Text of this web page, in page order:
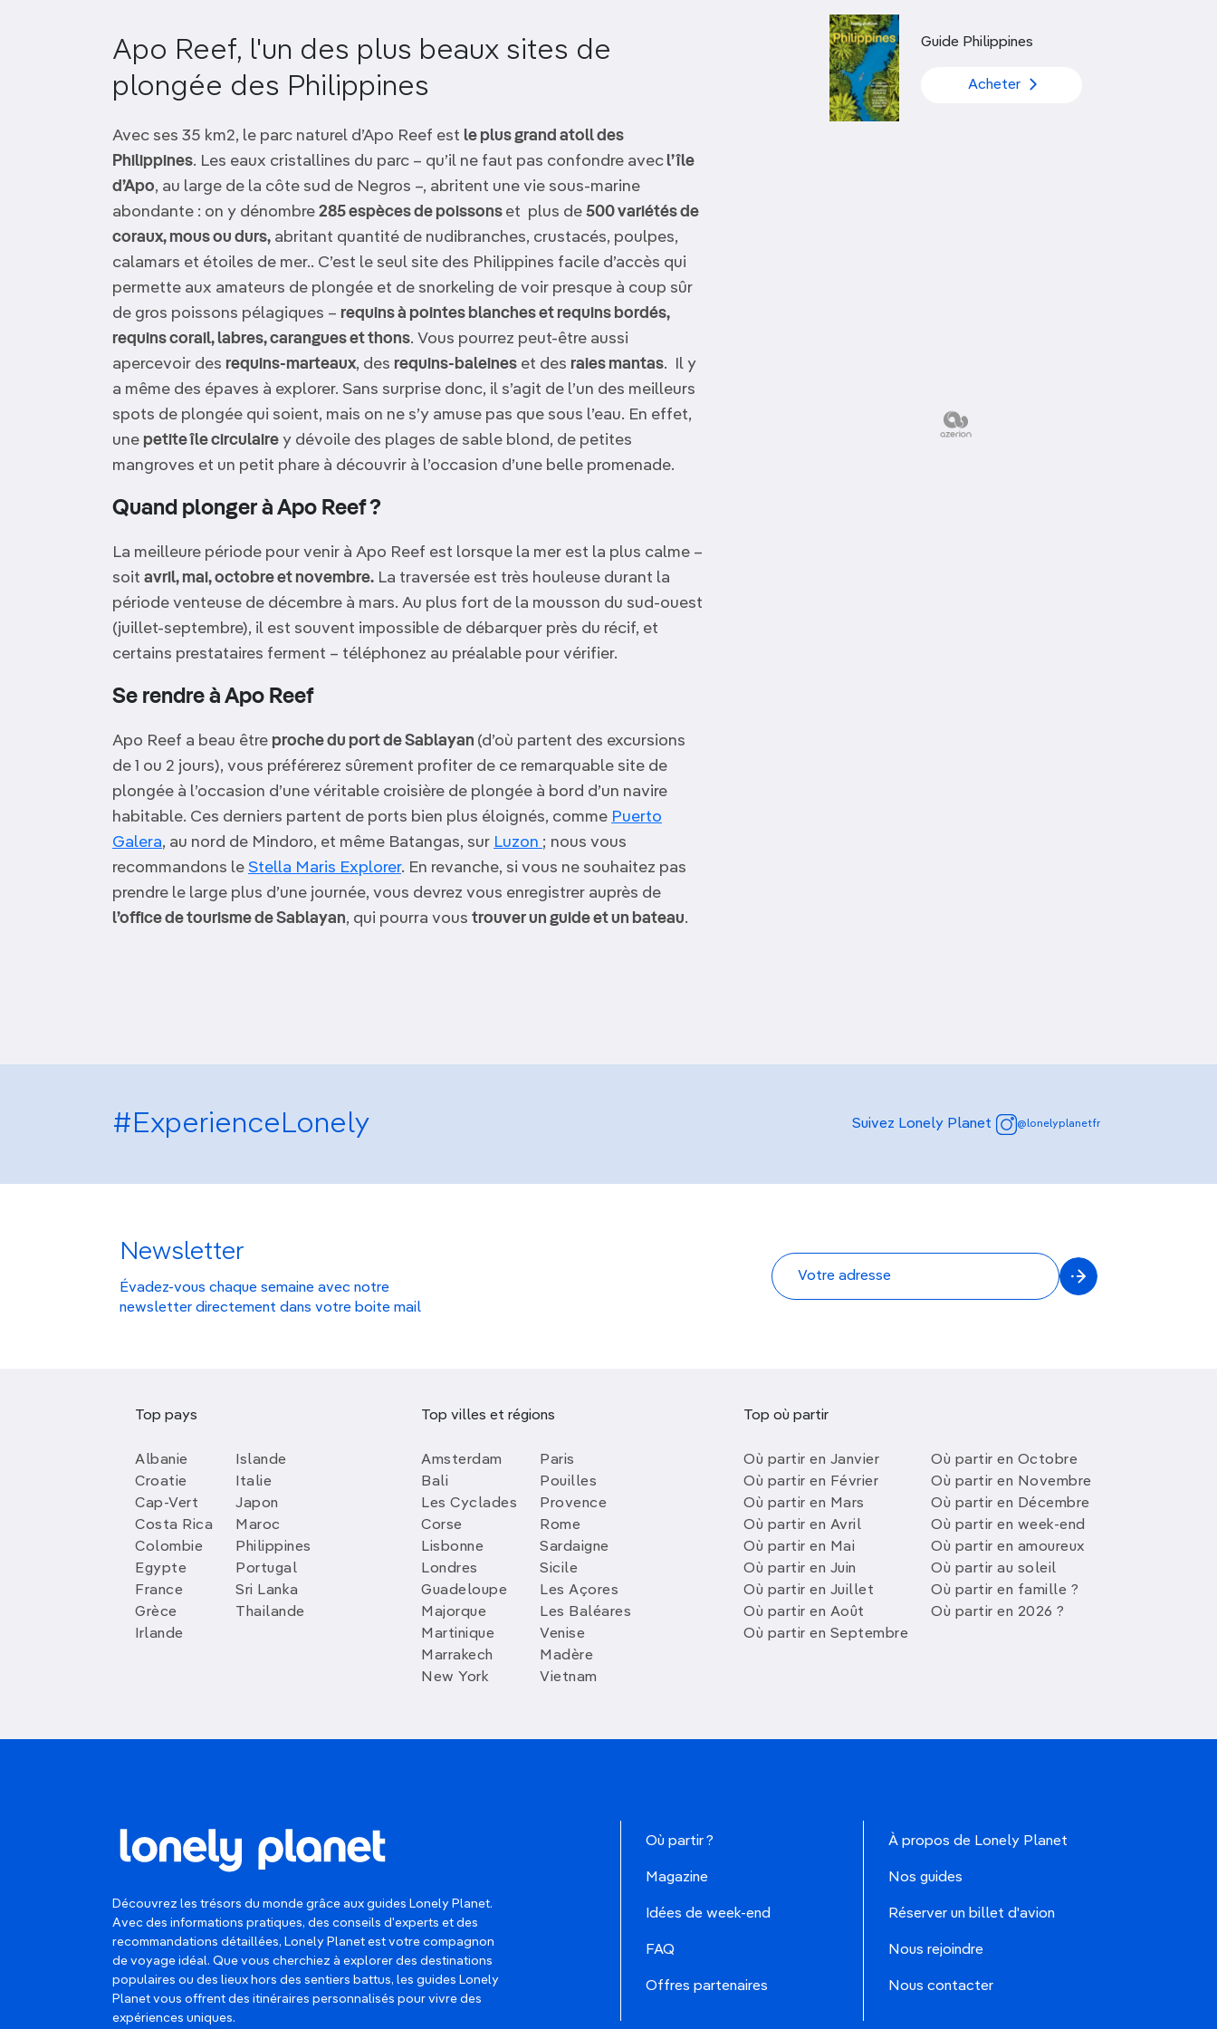
Découvrir nos articles
ANTARCTIQUE
Apo Reef, l'un des plus beaux sites de
plongée des Philippines
Avec ses 35 km2, le parc naturel d’Apo Reef est le plus grand atoll des
Philippines. Les eaux cristallines du parc – qu’il ne faut pas confondre avec l’île
d’Apo, au large de la côte sud de Negros –, abritent une vie sous-marine
abondante : on y dénombre 285 espèces de poissons et plus de 500 variétés de
coraux, mous ou durs, abritant quantité de nudibranches, crustacés, poulpes,
calamars et étoiles de mer.. C’est le seul site des Philippines facile d’accès qui
permette aux amateurs de plongée et de snorkeling de voir presque à coup sûr
de gros poissons pélagiques – requins à pointes blanches et requins bordés,
requins corail, labres, carangues et thons. Vous pourrez peut-être aussi
apercevoir des requins-marteaux, des requins-baleines et des raies mantas. Il y
a même des épaves à explorer. Sans surprise donc, il s’agit de l’un des meilleurs
spots de plongée qui soient, mais on ne s’y amuse pas que sous l’eau. En effet,
une petite île circulaire y dévoile des plages de sable blond, de petites
mangroves et un petit phare à découvrir à l’occasion d’une belle promenade.
Quand plonger à Apo Reef ?
La meilleure période pour venir à Apo Reef est lorsque la mer est la plus calme –
soit avril, mai, octobre et novembre. La traversée est très houleuse durant la
période venteuse de décembre à mars. Au plus fort de la mousson du sud-ouest
(juillet-septembre), il est souvent impossible de débarquer près du récif, et
certains prestataires ferment – téléphonez au préalable pour vérifier.
Se rendre à Apo Reef
Apo Reef a beau être proche du port de Sablayan (d’où partent des excursions
de 1 ou 2 jours), vous préférerez sûrement profiter de ce remarquable site de
plongée à l’occasion d’une véritable croisière de plongée à bord d’un navire
habitable. Ces derniers partent de ports bien plus éloignés, comme Puerto
Galera, au nord de Mindoro, et même Batangas, sur Luzon ; nous vous
recommandons le Stella Maris Explorer. En revanche, si vous ne souhaitez pas
prendre le large plus d’une journée, vous devrez vous enregistrer auprès de
l’office de tourisme de Sablayan, qui pourra vous trouver un guide et un bateau.
Guide Philippines
Acheter
#ExperienceLonely Suivez Lonely Planet @lonelyplanetfr
Newsletter
Évadez-vous chaque semaine avec notre
newsletter directement dans votre boite mail
Top pays
Albanie
Croatie
Cap-Vert
Costa Rica
Colombie
Egypte
France
Grèce
Irlande
Islande
Italie
Japon
Maroc
Philippines
Portugal
Sri Lanka
Thailande
Top villes et régions
Amsterdam
Bali
Les Cyclades
Corse
Lisbonne
Londres
Guadeloupe
Majorque
Martinique
Marrakech
New York
Paris
Pouilles
Provence
Rome
Sardaigne
Sicile
Les Açores
Les Baléares
Venise
Madère
Vietnam
Top où partir
Où partir en Janvier
Où partir en Février
Où partir en Mars
Où partir en Avril
Où partir en Mai
Où partir en Juin
Où partir en Juillet
Où partir en Août
Où partir en Septembre
Où partir en Octobre
Où partir en Novembre
Où partir en Décembre
Où partir en week-end
Où partir en amoureux
Où partir au soleil
Où partir en famille ?
Où partir en 2026 ?
Découvrez les trésors du monde grâce aux guides Lonely Planet.
Avec des informations pratiques, des conseils d'experts et des
recommandations détaillées, Lonely Planet est votre compagnon
de voyage idéal. Que vous cherchiez à explorer des destinations
populaires ou des lieux hors des sentiers battus, les guides Lonely
Planet vous offrent des itinéraires personnalisés pour vivre des
expériences uniques.
Où partir ?
Magazine
Idées de week-end
FAQ
Offres partenaires
À propos de Lonely Planet
Nos guides
Réserver un billet d'avion
Nous rejoindre
Nous contacter